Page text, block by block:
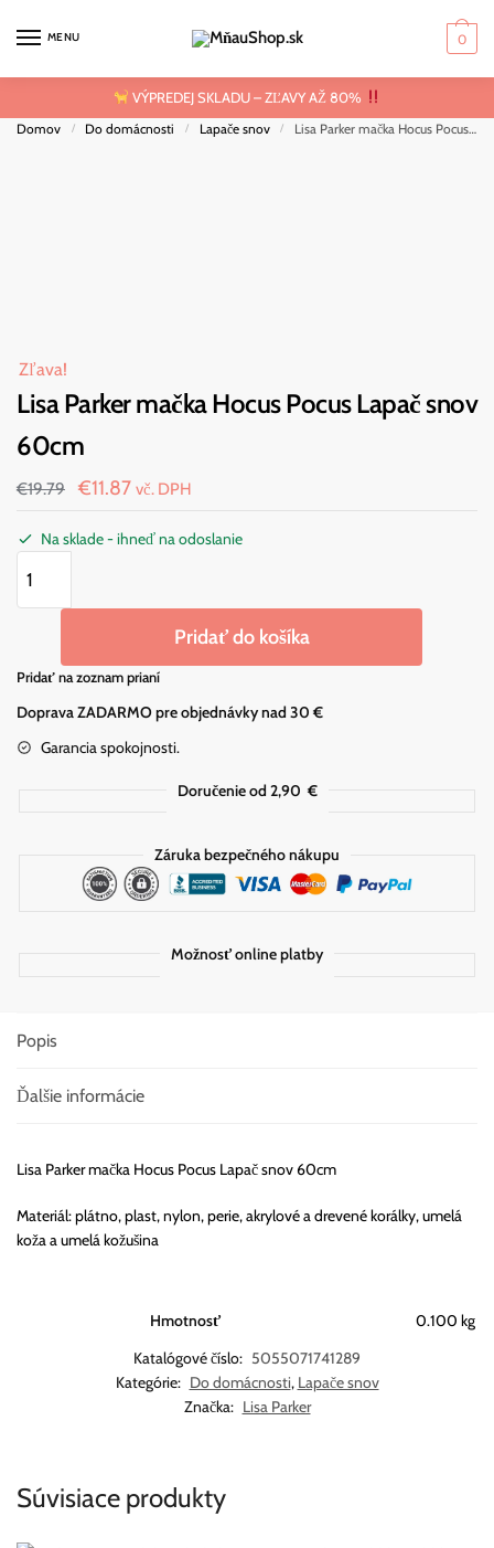
MENU 0
VÝPREDEJ SKLADU – ZĽAVY AŽ 80%
Domov / Do domácnosti / Lapače snov / Lisa Parker mačka Hocus Pocus Lapač snov 60cm
Zľava!
Lisa Parker mačka Hocus Pocus Lapač snov
60cm
€19.79 Original price was: €19.79.
€11.87Current price is: €11.87.
vč. DPH
Na sklade - ihneď na odoslanie
Pridať do košíka
Pridať na zoznam prianí
Doprava ZADARMO pre objednávky nad 30 €
Garancia spokojnosti.
Doručenie od 2,90 €
Záruka bezpečného nákupu
Možnosť online platby
Popis
Ďalšie informácie
Lisa Parker mačka Hocus Pocus Lapač snov 60cm
Materiál: plátno, plast, nylon, perie, akrylové a drevené korálky, umelá
koža a umelá kožušina
Hmotnosť
0.100 kg
Katalógové číslo: 5055071741289
Kategórie: Do domácnosti, Lapače snov
Značka: Lisa Parker
Súvisiace produkty